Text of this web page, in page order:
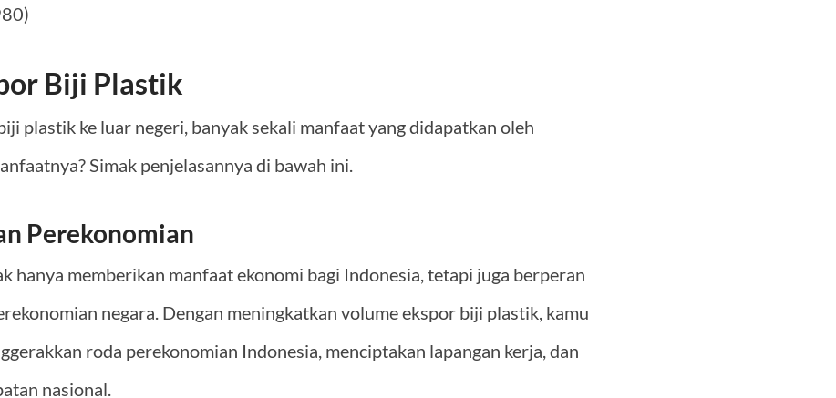
Biji Plastik
plastik ke luar negeri, banyak sekali manfaat yang didapatkan oleh
Simak penjelasannya di bawah ini.
Perekonomian
hanya memberikan manfaat ekonomi bagi Indonesia, tetapi juga berperan
negara. Dengan meningkatkan volume ekspor biji plastik, kamu
roda perekonomian Indonesia, menciptakan lapangan kerja, dan
nasional.